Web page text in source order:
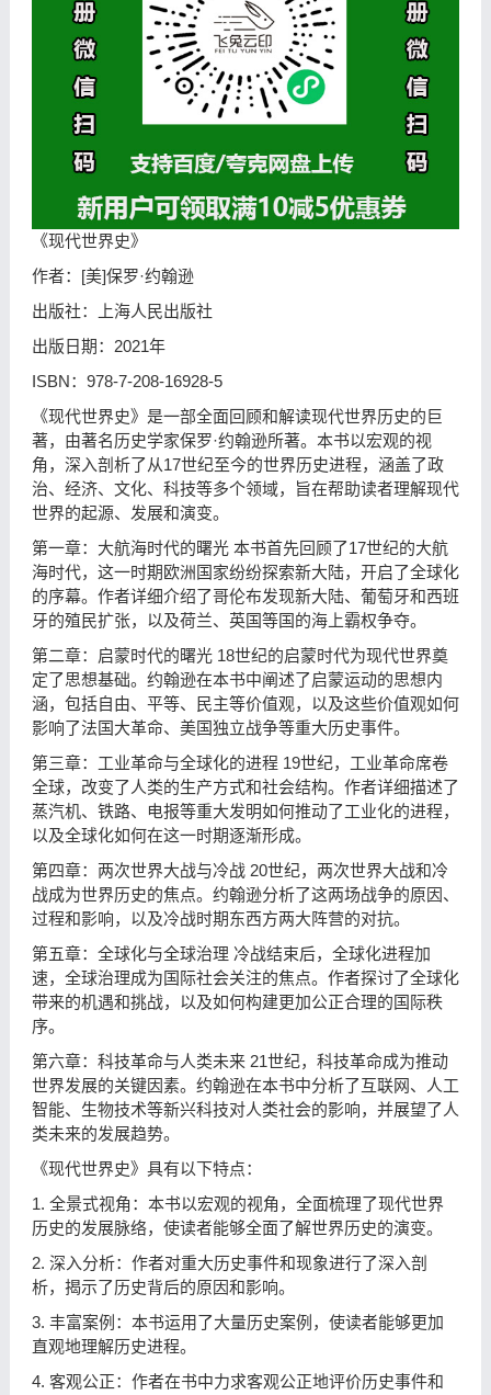
《现代世界史》
作者：[美]保罗·约翰逊
出版社：上海人民出版社
出版日期：2021年
ISBN：978-7-208-16928-5
《现代世界史》是一部全面回顾和解读现代世界历史的巨
著，由著名历史学家保罗·约翰逊所著。本书以宏观的视
角，深入剖析了从17世纪至今的世界历史进程，涵盖了政
治、经济、文化、科技等多个领域，旨在帮助读者理解现代
世界的起源、发展和演变。
第一章：大航海时代的曙光 本书首先回顾了17世纪的大航
海时代，这一时期欧洲国家纷纷探索新大陆，开启了全球化
的序幕。作者详细介绍了哥伦布发现新大陆、葡萄牙和西班
牙的殖民扩张，以及荷兰、英国等国的海上霸权争夺。
第二章：启蒙时代的曙光 18世纪的启蒙时代为现代世界奠
定了思想基础。约翰逊在本书中阐述了启蒙运动的思想内
涵，包括自由、平等、民主等价值观，以及这些价值观如何
影响了法国大革命、美国独立战争等重大历史事件。
第三章：工业革命与全球化的进程 19世纪，工业革命席卷
全球，改变了人类的生产方式和社会结构。作者详细描述了
蒸汽机、铁路、电报等重大发明如何推动了工业化的进程，
以及全球化如何在这一时期逐渐形成。
第四章：两次世界大战与冷战 20世纪，两次世界大战和冷
战成为世界历史的焦点。约翰逊分析了这两场战争的原因、
过程和影响，以及冷战时期东西方两大阵营的对抗。
第五章：全球化与全球治理 冷战结束后，全球化进程加
速，全球治理成为国际社会关注的焦点。作者探讨了全球化
带来的机遇和挑战，以及如何构建更加公正合理的国际秩
序。
第六章：科技革命与人类未来 21世纪，科技革命成为推动
世界发展的关键因素。约翰逊在本书中分析了互联网、人工
智能、生物技术等新兴科技对人类社会的影响，并展望了人
类未来的发展趋势。
《现代世界史》具有以下特点：
1. 全景式视角：本书以宏观的视角，全面梳理了现代世界
历史的发展脉络，使读者能够全面了解世界历史的演变。
2. 深入分析：作者对重大历史事件和现象进行了深入剖
析，揭示了历史背后的原因和影响。
3. 丰富案例：本书运用了大量历史案例，使读者能够更加
直观地理解历史进程。
4. 客观公正：作者在书中力求客观公正地评价历史事件和